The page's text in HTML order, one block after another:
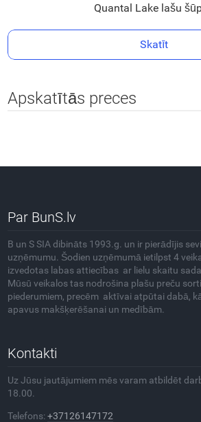
Quantal Lake lašu
Skatīt
Apskatītās preces
Par BunS.lv
B un S SIA dibināts 1993.g. un ir pierādījis
uzņēmumu. Šodien uzņēmumā ietilpst 4
izvedotas labas attiecības ar lielu skaitu
Mūsū veikalos tas nodrošina plašu preču
piederumiem, precēm aktīvai atpūtai dabā,
apavus makšķerēšanai un medībām.
Kontakti
Uz Jūsu jautājumiem mēs varam atbildēt
18.00.
Telefons:+37126147172